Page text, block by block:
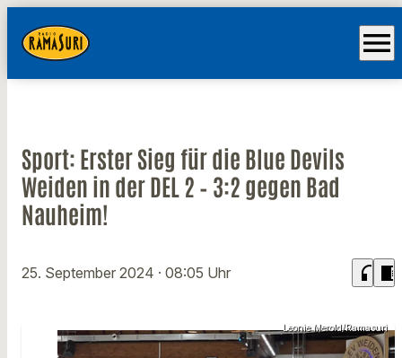
menu
Sport: Erster Sieg für die Blue Devils
Weiden in der DEL 2 – 3:2 gegen Bad
Nauheim!
25. September 2024 · 08:05 Uhr headphones chrome_reader_mode
Leonie Merold/Ramasuri